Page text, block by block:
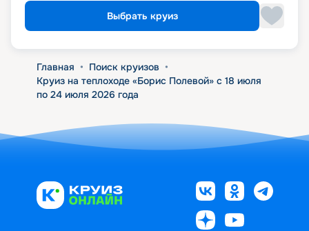
Выбрать круиз
Главная • Поиск круизов •
Круиз на теплоходе «Борис Полевой» с 18 июля
по 24 июля 2026 года